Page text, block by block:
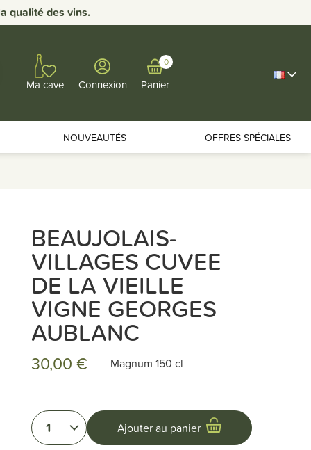
qualité des vins.
Ma cave Connexion Panier
0
NOUVEAUTÉS OFFRES SPÉCIALES
BEAUJOLAIS-
VILLAGES CUVEE
DE LA VIEILLE
VIGNE GEORGES
AUBLANC
30,00 € Magnum 150 cl
1 Ajouter au panier